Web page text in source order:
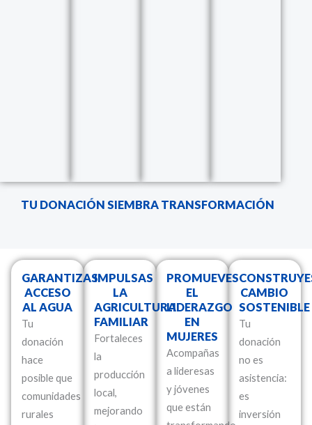
TU DONACIÓN SIEMBRA TRANSFORMACIÓN
GARANTIZAS
ACCESO
AL AGUA
Tu
donación
hace
posible que
comunidades
rurales
IMPULSAS
LA
AGRICULTURA
FAMILIAR
Fortaleces
la
producción
local,
mejorando
PROMUEVES
EL
LIDERAZGO
EN
MUJERES
Acompañas
a lideresas
y jóvenes
que están
CAMBIO
SOSTENIBLE
Tu
donación
no es
asistencia:
es
inversión